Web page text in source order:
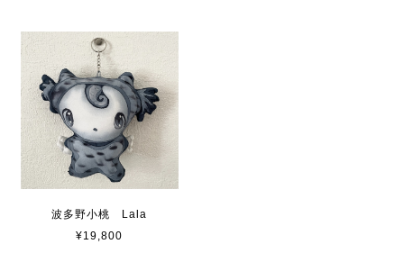
波多野小桃 Lala
¥19,800